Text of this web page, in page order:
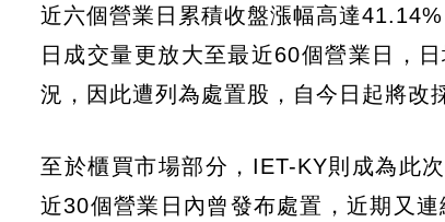
近六個營業日累積收盤漲幅高達
日成交量更放大至最近60個營業日，
況，因此遭列為處置股，自今日起將改
至於櫃買市場部分，IET-KY則成為此
近30個營業日內曾發布處置，近期又